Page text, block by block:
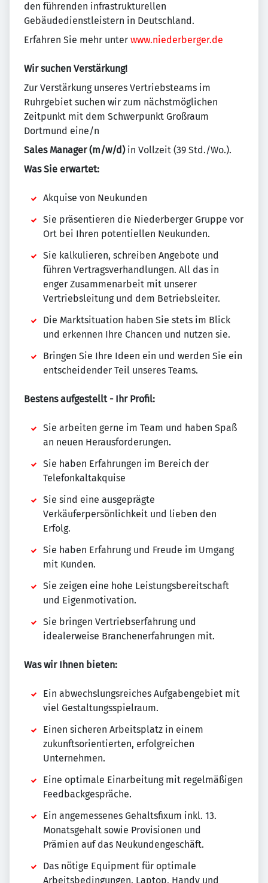
den führenden infrastrukturellen
Gebäudedienstleistern in Deutschland.
Erfahren Sie mehr unter www.niederberger.de
Wir suchen Verstärkung!
Zur Verstärkung unseres Vertriebsteams im
Ruhrgebiet suchen wir zum nächstmöglichen
Zeitpunkt mit dem Schwerpunkt Großraum
Dortmund eine/n
Sales Manager (m/w/d)in Vollzeit (39 Std./Wo.).
Was Sie erwartet:
Akquise von Neukunden
Sie präsentieren die Niederberger Gruppe vor
Ort bei Ihren potentiellen Neukunden.
Sie kalkulieren, schreiben Angebote und
führen Vertragsverhandlungen. All das in
enger Zusammenarbeit mit unserer
Vertriebsleitung und dem Betriebsleiter.
Die Marktsituation haben Sie stets im Blick
und erkennen Ihre Chancen und nutzen sie.
Bringen Sie Ihre Ideen ein und werden Sie ein
entscheidender Teil unseres Teams.
Bestens aufgestellt - Ihr Profil:
Sie arbeiten gerne im Team und haben Spaß
an neuen Herausforderungen.
Sie haben Erfahrungen im Bereich der
Telefonkaltakquise
Sie sind eine ausgeprägte
Verkäuferpersönlichkeit und lieben den
Erfolg.
Sie haben Erfahrung und Freude im Umgang
mit Kunden.
Sie zeigen eine hohe Leistungsbereitschaft
und Eigenmotivation.
Sie bringen Vertriebserfahrung und
idealerweise Branchenerfahrungen mit.
Was wir Ihnen bieten:
Ein abwechslungsreiches Aufgabengebiet mit
viel Gestaltungsspielraum.
Einen sicheren Arbeitsplatz in einem
zukunftsorientierten, erfolgreichen
Unternehmen.
Eine optimale Einarbeitung mit regelmäßigen
Feedbackgespräche.
Ein angemessenes Gehaltsfixum inkl. 13.
Monatsgehalt sowie Provisionen und
Prämien auf das Neukundengeschäft.
Das nötige Equipment für optimale
Arbeitsbedingungen. Laptop, Handy und